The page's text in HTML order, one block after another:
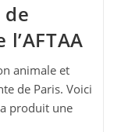
de
animale et
de Paris. Voici
produit une